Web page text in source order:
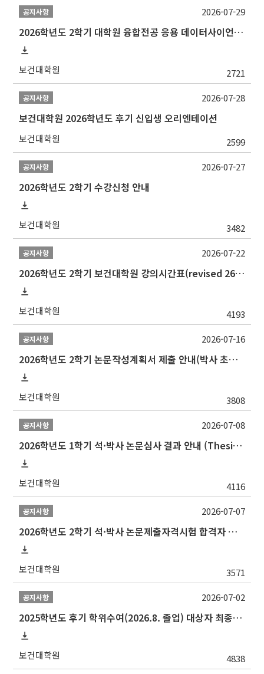
공지사항
2026학년도 2학기 대학원 융합전공 응용 데이터사이언스 선발 계획 알림
보건대학원 2721
2026-07-29
공지사항
보건대학원 2026학년도 후기 신입생 오리엔테이션
보건대학원 2599
2026-07-28
공지사항
2026학년도 2학기 수강신청 안내
보건대학원 3482
2026-07-27
공지사항
2026학년도 2학기 보건대학원 강의시간표(revised 260803)(2026 2nd SEMESTER SNU GSPH TIMETABLE)
보건대학원 4193
2026-07-22
공지사항
2026학년도 2학기 논문작성계획서 제출 안내(박사 초심 일정 포함)_Thesis Proposal
보건대학원 3808
2026-07-16
공지사항
2026학년도 1학기 석·박사 논문심사 결과 안내 (Thesis Defense Result)
보건대학원 4116
2026-07-08
공지사항
2026학년도 2학기 석·박사 논문제출자격시험 합격자 공고(TSQ Exam Result)
보건대학원 3571
2026-07-07
공지사항
2025학년도 후기 학위수여(2026.8. 졸업) 대상자 최종인준 논문 제출 안내
보건대학원 4838
2026-07-02